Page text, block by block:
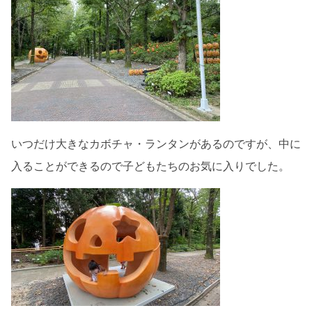
いつだけ大きなカボチャ・ランタンがあるのですが、中に
入ることができるので子どもたちのお気に入りでした。